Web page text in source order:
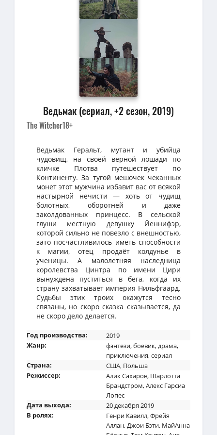
Ведьмак (сериал, +2 сезон, 2019)
The Witcher18+
Ведьмак Геральт, мутант и убийца
чудовищ, на своей верной лошади по
кличке Плотва путешествует по
Континенту. За тугой мешочек чеканных
монет этот мужчина избавит вас от всякой
настырной нечисти — хоть от чудищ
болотных, оборотней и даже
заколдованных принцесс. В сельской
глуши местную девушку Йеннифэр,
которой сильно не повезло с внешностью,
зато посчастливилось иметь способности
к магии, отец продаёт колдунье в
ученицы. А малолетняя наследница
королевства Цинтра по имени Цири
вынуждена пуститься в бега, когда их
страну захватывает империя Нильфгаард.
Судьбы этих троих окажутся тесно
связаны, но скоро сказка сказывается, да
не скоро дело делается.
Год производства:
2019
Жанр:
фэнтези,боевик,драма,
приключения,сериал
Страна:
США, Польша
Режиссер:
Алик Сахаров, Шарлотта
Брандстром,Алекс Гарсиа
Лопес
Дата выхода:
20 декабря 2019
В ролях:
Генри Кавилл,Фрейя
Аллан,Джои Бэти, МайАнна